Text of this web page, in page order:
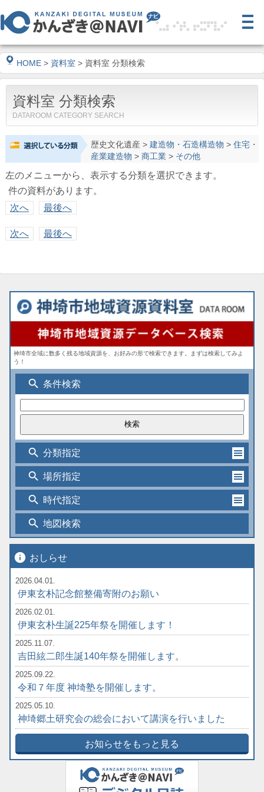
HOME > 資料室 > 資料室 分類検索
資料室 分類検索
DATAROOM CATEGORY SEARCH
歴史文化遺産> 建造物・石造構造物 > 住宅・
産業建造物 > 商工業> その他
左のメニューから、表示する分類を選択できます。
件の資料があります。
次へ
最後へ
次へ 最後へ
神埼市全域に数多く残る地域資源を、お好みの形で検索できます。まずは検索してみよ
う！
search 条件検索
search 分類指定
search 場所指定
search 時代指定
search 地図検索
info おしらせ
2026.04.01.
伊東玄朴記念館整備寄附のお願い
2026.02.01.
伊東玄朴生誕225年祭を開催します！
2025.11.07.
吉田絃二郎生誕140年祭を開催します。
2025.09.22.
令和７年度 神埼塾を開催します。
2025.05.10.
神埼郷土研究会の総会において講演を行いました
お知らせをもっと見る